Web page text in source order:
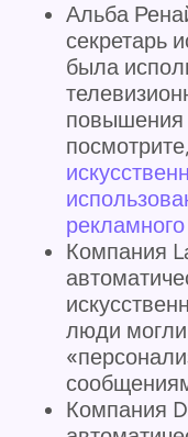
Альба
секретарь
была
повышения
Компания
люди
Компания